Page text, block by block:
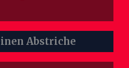
Abstriche